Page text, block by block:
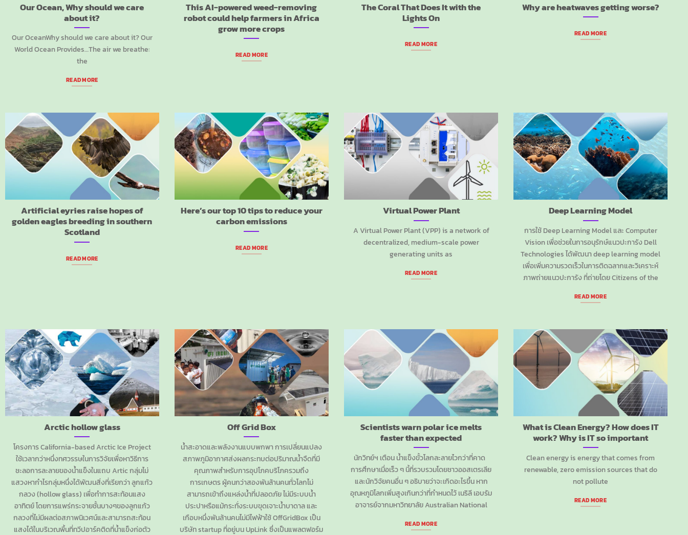
Our Ocean, Why should we care
about it?
Our OceanWhy should we care about it? Our
World Ocean Provides…The air we breathe:
the
READ MORE
This AI-powered weed-removing
robot could help farmers in Africa
grow more crops
READ MORE
The Coral That Does It with the
Lights On
READ MORE
Why are heatwaves getting worse?
READ MORE
Artificial eyries raise hopes of
golden eagles breeding in southern
Scotland
READ MORE
Here’s our top 10 tips to reduce your
carbon emissions
READ MORE
Virtual Power Plant
A Virtual Power Plant (VPP) is a network of
decentralized, medium-scale power
generating units as
READ MORE
Deep Learning Model
การใช้ Deep Learning Model และ Computer
Vision เพื่อช่วยในการอนุรักษ์แนวปะการัง Dell
Technologies ได้พัฒนา deep learning model
เพื่อเพิ่มความรวดเร็วในการติดฉลากและวิเคราะห์
ภาพถ่ายแนวปะการัง ที่ถ่ายโดย Citizens of the
READ MORE
Arctic hollow glass
โครงการ California-based Arctic Ice Project
ใช้เวลากว่าหนึ่งทศวรรษในการวิจัยเพื่อหาวิธีการ
ชะลอการละลายของน้ำแข็งในแถบ Artic กลุ่มไม่
แสวงหากำไรกลุ่มหนึ่งได้พัฒนสิ่งที่เรียกว่า ลูกแก้ว
กลวง (hollow glass) เพื่อทำการสะท้อนแสง
อาทิตย์ โดยการแพร่กระจายชั้นบางๆของลูกแก้ว
กลวงที่ไม่มีผลต่อสภาพนิเวศน์และสามารถสะท้อน
แสงได้ในบริเวณพื้นที่ทวีปอาร์คติดที่น้ำแข็งก่อตัว
Off Grid Box
น้ำสะอาดและพลังงานแบบพกพา การเปลี่ยนแปลง
สภาพภูมิอากาศส่งผลกระทบต่อปริมาณน้ำจืดที่มี
คุณภาพสำหรับการอุปโภคบริโภครวมถึง
การเกษตร ผู้คนกว่าสองพันล้านคนทั่วโลกไม่
สามารถเข้าถึงแหล่งน้ำที่ปลอดภัย ไม่มีระบบน้ำ
ประปาหรือแม้กระทั่งระบบขุดเจาะน้ำบาดาล และ
เกือบหนึ่งพันล้านคนไม่มีไฟฟ้าใช้ OffGridBox เป็น
บริษัท startup ที่อยู่บน UpLink ซึ่งเป็นแพลตฟอร์ม
Scientists warn polar ice melts
faster than expected
นักวิทย์ฯ เตือน น้ำแข็งขั้วโลกละลายไวกว่าที่คาด
การศึกษาเมื่อเร็ว ๆ นี้ที่รวบรวมโดยชาวออสเตรเลีย
และนักวิจัยคนอื่น ๆ อธิบายว่าจะเกิดอะไรขึ้น หาก
อุณหภูมิโลกเพิ่มสูงเกินกว่าที่กำหนดไว้ เนริลี เอบรัม
อาจารย์จากมหาวิทยาลัย Australian National
READ MORE
What is Clean Energy? How does IT
work? Why is IT so important
Clean energy is energy that comes from
renewable, zero emission sources that do
not pollute
READ MORE